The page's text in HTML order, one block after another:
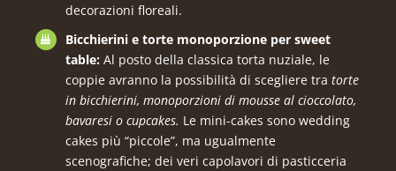
decorazioni floreali.
Bicchierini e torte monoporzione per sweet
table:Al posto della classica torta nuziale, le
coppie avranno la possibilità di scegliere tra torte
in bicchierini, monoporzioni di mousse al cioccolato,
bavaresi o cupcakes. Le mini-cakes sono wedding
cakes più “piccole”, ma ugualmente
scenografiche; dei veri capolavori di pasticceria